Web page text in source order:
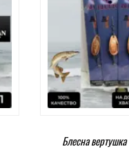
Блесна